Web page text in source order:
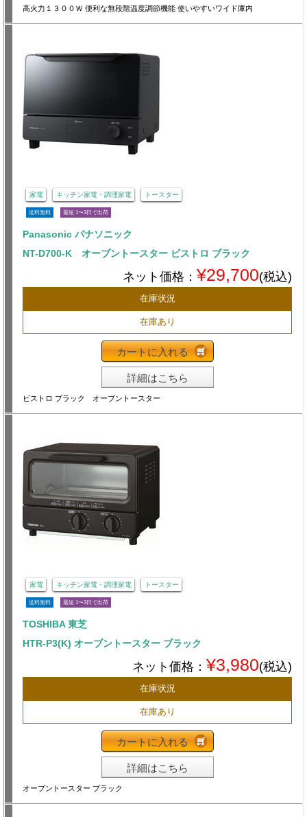
高火力１３００Ｗ 便利な無段階温度調節機能 使いやすいワイド庫内
家電 キッチン家電・調理家電 トースター
送料無料 最短 1〜3日で出荷
Panasonic パナソニック
NT-D700-K オーブントースター ビストロ ブラック
ネット価格： ¥29,700(税込)
在庫状況
在庫あり
カートに入れる
詳細はこちら
ビストロ ブラック オーブントースター
家電 キッチン家電・調理家電 トースター
送料無料 最短 1〜3日で出荷
TOSHIBA 東芝
HTR-P3(K) オーブントースター ブラック
ネット価格： ¥3,980(税込)
在庫状況
在庫あり
カートに入れる
詳細はこちら
オーブントースター ブラック